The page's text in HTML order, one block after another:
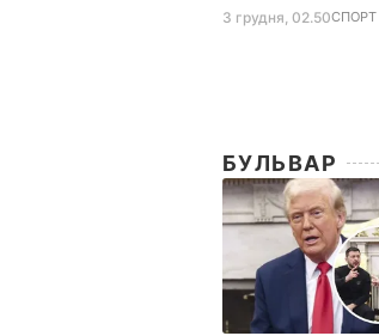
3 грудня, 02.50СПОРТ
БУЛЬВАР